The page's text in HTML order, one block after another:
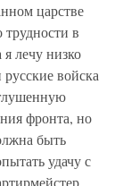
царстве
в
лечу низко
войска
фронта, но
быть
удачу с